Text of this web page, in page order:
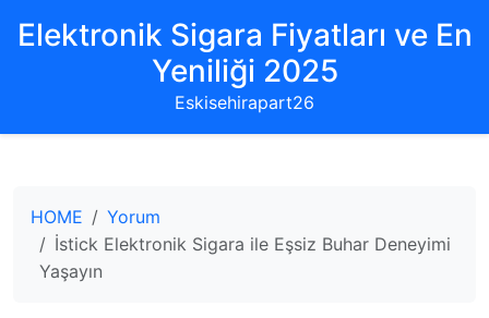
Elektronik Sigara Fiyatları ve En
Yeniliği 2025
Eskisehirapart26
HOME
Yorum
İstick Elektronik Sigara ile Eşsiz Buhar Deneyimi
Yaşayın